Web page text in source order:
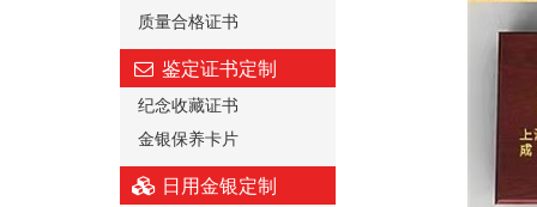
质量合格证书
鉴定证书定制
纪念收藏证书
金银保养卡片
日用金银定制